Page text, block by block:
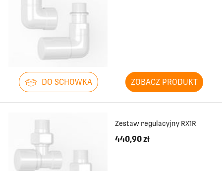
DO SCHOWKA ZOBACZ PRODUKT
Zestaw regulacyjny RX1R
440,90 zł